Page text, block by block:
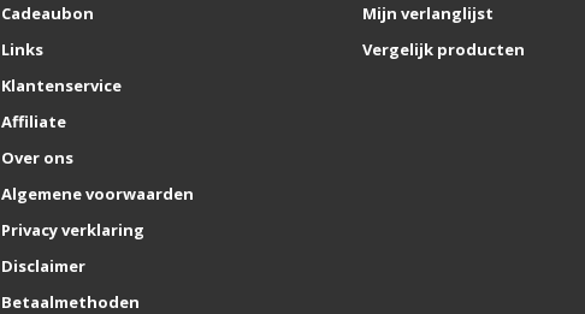
Cadeaubon
Links
Klantenservice
Affiliate
Over ons
Algemene voorwaarden
Privacy verklaring
Disclaimer
Betaalmethoden
Mijn verlanglijst
Vergelijk producten